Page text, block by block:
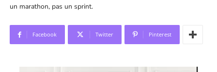
un marathon, pas un sprint.
Facebook Twitter Pinterest